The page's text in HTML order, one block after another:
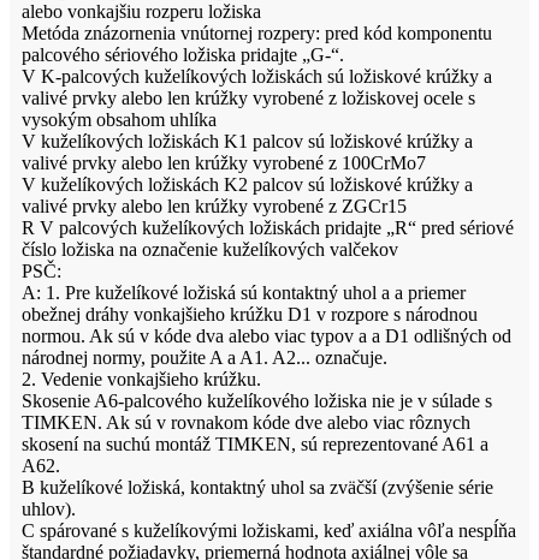
alebo vonkajšiu rozperu ložiska
Metóda znázornenia vnútornej rozpery: pred kód komponentu
palcového sériového ložiska pridajte „G-“.
V K-palcových kuželíkových ložiskách sú ložiskové krúžky a
valivé prvky alebo len krúžky vyrobené z ložiskovej ocele s
vysokým obsahom uhlíka
V kuželíkových ložiskách K1 palcov sú ložiskové krúžky a
valivé prvky alebo len krúžky vyrobené z 100CrMo7
V kuželíkových ložiskách K2 palcov sú ložiskové krúžky a
valivé prvky alebo len krúžky vyrobené z ZGCr15
R V palcových kuželíkových ložiskách pridajte „R“ pred sériové
číslo ložiska na označenie kuželíkových valčekov
PSČ:
A: 1. Pre kuželíkové ložiská sú kontaktný uhol a a priemer
obežnej dráhy vonkajšieho krúžku D1 v rozpore s národnou
normou. Ak sú v kóde dva alebo viac typov a a D1 odlišných od
národnej normy, použite A a A1. A2... označuje.
2. Vedenie vonkajšieho krúžku.
Skosenie A6-palcového kuželíkového ložiska nie je v súlade s
TIMKEN. Ak sú v rovnakom kóde dve alebo viac rôznych
skosení na suchú montáž TIMKEN, sú reprezentované A61 a
A62.
B kuželíkové ložiská, kontaktný uhol sa zväčší (zvýšenie série
uhlov).
C spárované s kuželíkovými ložiskami, keď axiálna vôľa nespĺňa
štandardné požiadavky, priemerná hodnota axiálnej vôle sa